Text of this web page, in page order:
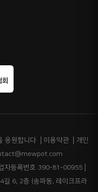
응원합니다 이용약관
개인
자등록번호 390-81-00955
6, 2층 (송파동, 레이크프라